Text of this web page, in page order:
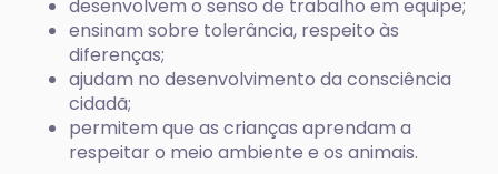
desenvolvem o senso de trabalho em equipe;
ensinam sobre tolerância, respeito às
diferenças;
ajudam no desenvolvimento da consciência
cidadã;
permitem que as crianças aprendam a
respeitar o meio ambiente e os animais.